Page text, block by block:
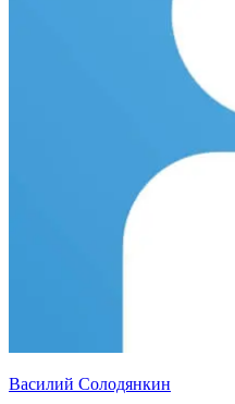
Василий Солодянкин